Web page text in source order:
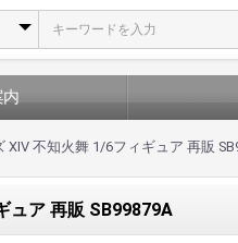
内
不知火舞 1/6フィギュア 再販
ュア 再販 SB99879A